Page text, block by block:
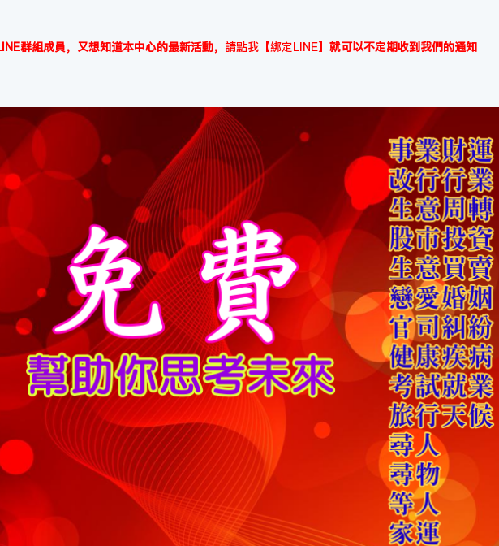
群組成員，又想知道本中心的最新活動， 請點我【綁定LINE】 就可以不定期收到我們的通知